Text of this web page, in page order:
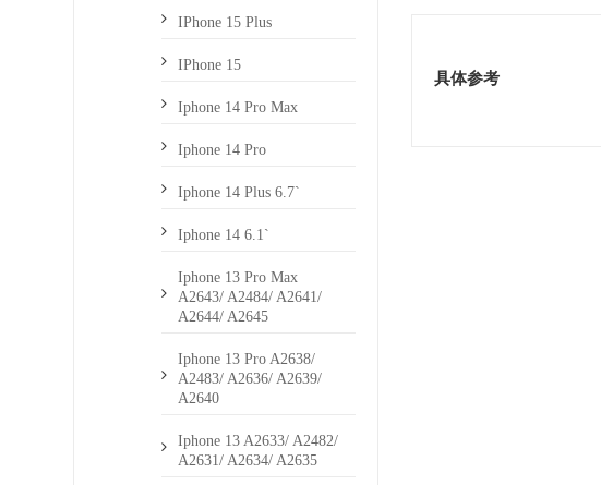
具体参考
IPhone 15 Plus
IPhone 15
Iphone 14 Pro Max
Iphone 14 Pro
Iphone 14 Plus 6.7`
Iphone 14 6.1`
Iphone 13 Pro Max
A2643/ A2484/ A2641/
A2644/ A2645
Iphone 13 Pro A2638/
A2483/ A2636/ A2639/
A2640
Iphone 13 A2633/ A2482/
A2631/ A2634/ A2635